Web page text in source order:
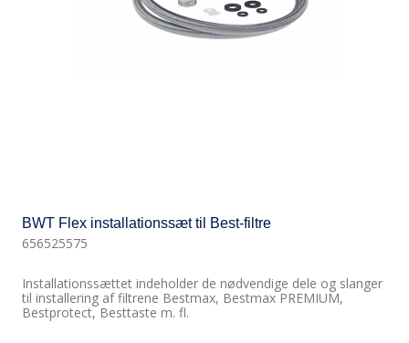
BWT Flex installationssæt til Best-filtre
656525575
Installationssættet indeholder de nødvendige dele og slanger
til installering af filtrene Bestmax, Bestmax PREMIUM,
Bestprotect, Besttaste m. fl.